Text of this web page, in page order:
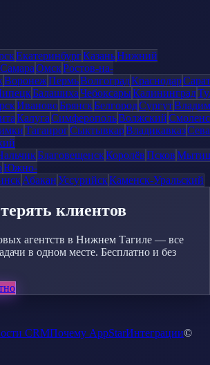
ЕкатеринбургКазаньНижний
СамараОмскРостов-на-
ВоронежПермьВолгоградКраснодар
БалашихаЧебоксарыКалининград
ИвановоБрянскБелгородСургут
КалугаСимферопольВолжский
ТаганрогСыктывкарВладикавказ
БлаговещенскКоролёвПсков
Южно-
АбаканУссурийскКаменск-Уральский
клиентов
агентств в Нижнем Тагиле — все
в одном месте. Бесплатно и без
CRMПочему AppStarИнтеграции©